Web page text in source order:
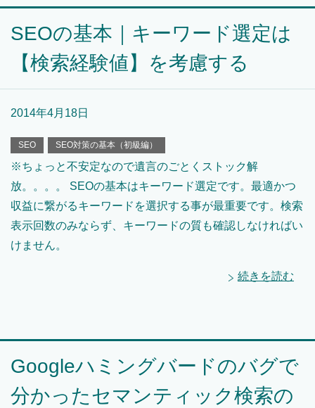
SEOの基本｜キーワード選定は
【検索経験値】を考慮する
2014年4月18日
SEO SEO対策の基本（初級編）
※ちょっと不安定なので遺言のごとくストック解
放。。。。 SEOの基本はキーワード選定です。最適かつ
収益に繋がるキーワードを選択する事が最重要です。検索
表示回数のみならず、キーワードの質も確認しなければい
けません。
続きを読む
Googleハミングバードのバグで
分かったセマンティック検索の